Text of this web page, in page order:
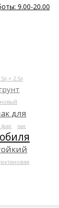
9.00-20.00
+ 2.5л
для
фар
лак